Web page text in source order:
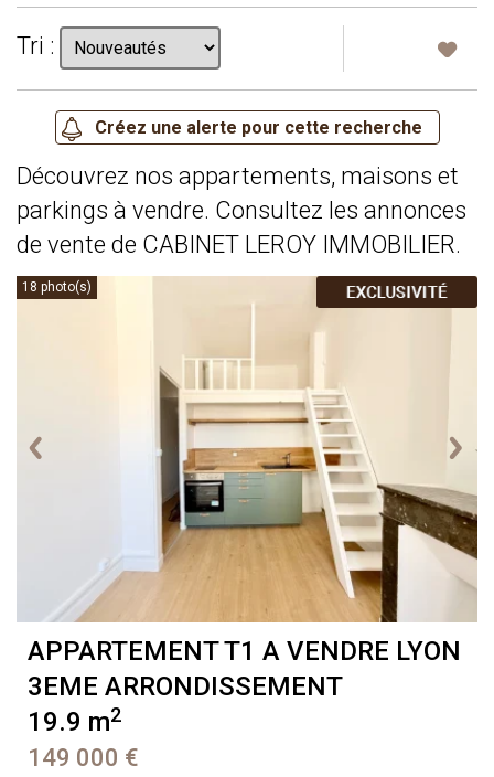
Tri :
Découvrez nos appartements, maisons et
parkings à vendre. Consultez les annonces
de vente de CABINET LEROY IMMOBILIER.
18 photo(s)
APPARTEMENT T1 A VENDRE LYON
3EME ARRONDISSEMENT
19.9 m2
149 000 €